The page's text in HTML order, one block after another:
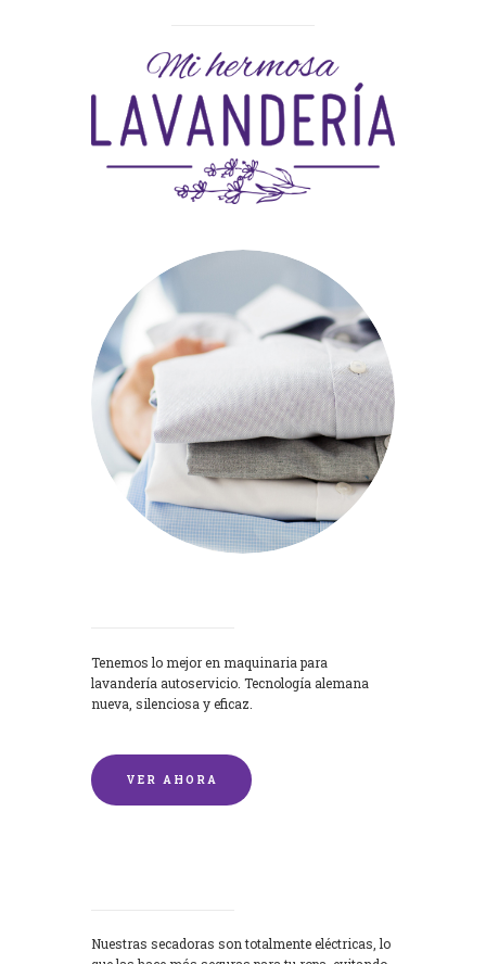
Tenemos lo mejor en maquinaria para
lavandería autoservicio. Tecnología alemana
nueva, silenciosa y eficaz.
VER AHORA
Nuestras secadoras son totalmente eléctricas, lo